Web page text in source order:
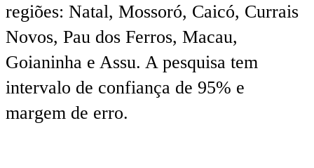
regiões: Natal, Mossoró, Caicó, Currais
Novos, Pau dos Ferros, Macau,
Goianinha e Assu. A pesquisa tem
intervalo de confiança de 95% e
margem de erro.